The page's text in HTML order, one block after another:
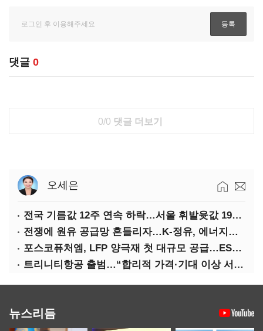
댓글 0
0/0 댓글 더보기
오세은
전국 기름값 12주 연속 하락…서울 휘발윳값 1909원
전쟁에 원유 공급망 흔들리자…K-정유, 에너지안보 핵심으로 재부상
포스코퓨처엠, LFP 양극재 첫 대규모 공급…ESS 시장 공략
트리니티항공 출범…“합리적 가격·기대 이상 서비스로 승부”
뉴스리듬